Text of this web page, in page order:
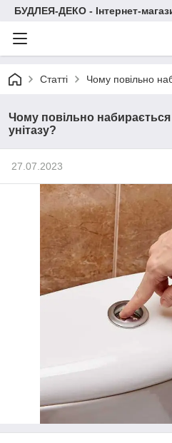
БУДЛЕЯ-ДЕКО - Інтернет-
Статті Чому повільно
Чому повільно
унітазу?
27.07.2023